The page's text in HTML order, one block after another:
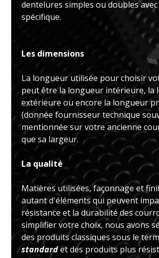
dentelures simples ou doubles
spécifique.
Les dimensions
La longueur utilisée pour choisir
peut être la longueur intérieure, la
extérieure ou encore la longueur
(donnée fournisseur technique
mentionnée sur votre ancienne
que sa largeur.
La qualité
Matières utilisées, façonnage et
autant d'éléments qui peuvent
résistance et la durabilité des
simplifier votre choix, nous avons
des produits classiques sous le
standardet des produits plus